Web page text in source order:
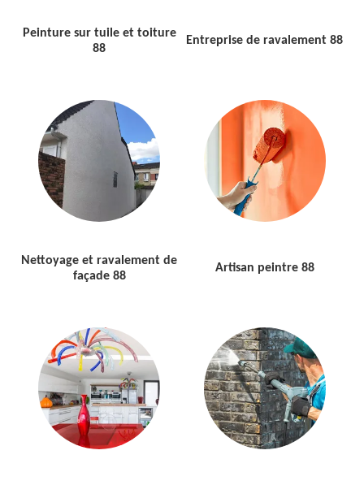
Peinture sur tuile et toiture
88
Entreprise de ravalement 88
Nettoyage et ravalement de
façade 88
Artisan peintre 88